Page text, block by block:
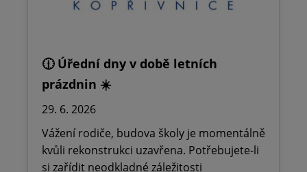
🕧 Úřední dny v době letních
prázdnin ☀️
29. 6. 2026
Vážení rodiče, budova školy je momentálně
kvůli rekonstrukci uzavřena. Potřebujete-li
si zařídit neodkladné záležitosti